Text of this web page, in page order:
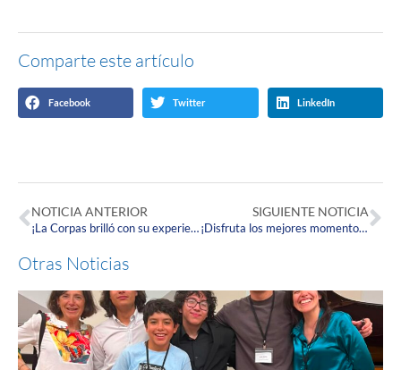
Comparte este artículo
Facebook Twitter LinkedIn
NOTICIA ANTERIOR
¡La Corpas brilló con su experiencia interactiva en Expo Estudiante 2022!
SIGUIENTE NOTICIA
¡Disfruta los mejores momentos de la Carrera Atlética Recreativa Corpas 3K!
Otras Noticias